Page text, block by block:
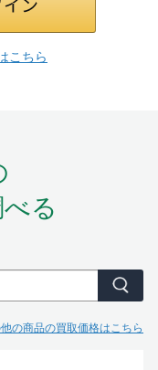
こちら
る
の商品の買取価格はこちら